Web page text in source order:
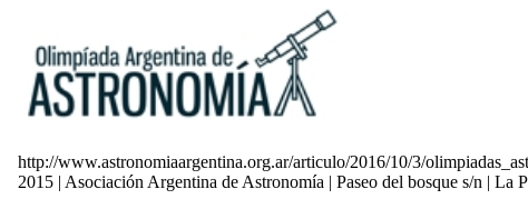
http://www.astronomiaargentina.org.ar/articulo/2016/10/3/
2015 | Asociación Argentina de Astronomía | Paseo del bosque s/n |